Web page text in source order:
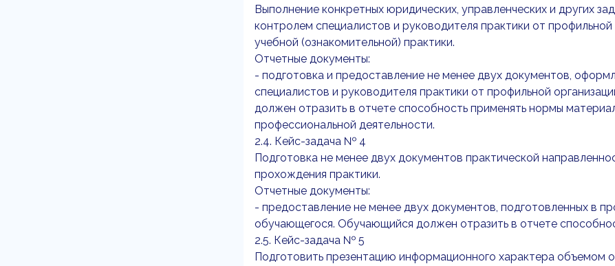
Выполнение конкретных юридических, управленческих и других
контролем специалистов и руководителя практики от
учебной (ознакомительной) практики.
Отчетные документы:
- подготовка и предоставление не менее двух документов,
специалистов и руководителя практики от профильной
должен отразить в отчете способность применять нормы
профессиональной деятельности.
2.4. Кейс-задача № 4
Подготовка не менее двух документов практической
прохождения практики.
Отчетные документы:
- предоставление не менее двух документов, подготовленных в
обучающегося. Обучающийся должен отразить в отчете
2.5. Кейс-задача № 5
Подготовить презентацию информационного характера